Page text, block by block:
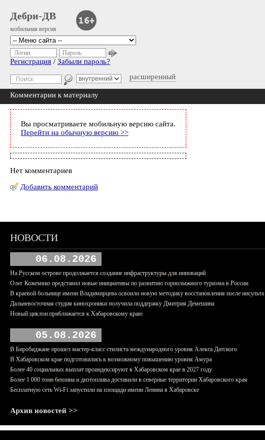
Дебри-ДВ
мобильная версия
расширенный
Логин Пароль
Регистрация / Забыли пароль?
Комментарии к материалу
Вы просматриваете мобильную версию сайта.
Перейти на обычную версию >>
Нет комментариев
Добавить комментарий
НОВОСТИ
06.08.2026
На Русском острове продолжается создание инфраструктуры для инноваций
Олег Кожемяко представил новые инициативы по развитию горнолыжного туризма в России
В краевой больнице имени Владимирцева освоили новую методику восстановления после инсульта
Дальневосточная студия кинохроники получила поддержку Дмитрия Демешина
Новый циклон приближается к Хабаровскому краю
05.08.2026
В Биробиджане прошел мастер-класс стилиста международного уровня Алекса Датского
В Хабаровском крае подготовились к возможному повышению уровня Амура
Более 40 социальных выплат проиндексируют в Хабаровском крае в 2027 году
Более 1 000 тонн бензина и дизтоплива доставили в северные территории Хабаровского края
Бесплатную сеть Wi-Fi запустили на площади имени Ленина в Хабаровске
Архив новостей >>